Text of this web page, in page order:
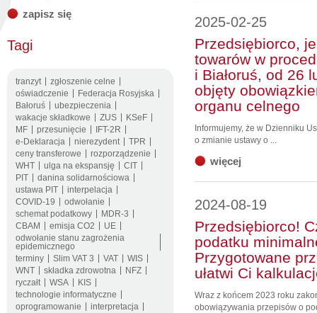
zapisz się
Tagi
tranzyt
zgłoszenie celne
oświadczenie
Federacja Rosyjska
Bałoruś
ubezpieczenia
wakacje składkowe
ZUS
KSeF
MF
przesunięcie
IFT-2R
e-Deklaracja
nierezydent
TPR
ceny transferowe
rozporządzenie
WHT
ulga na ekspansję
CIT
PIT
danina solidarnościowa
ustawa PIT
interpelacja
COVID-19
odwołanie
schemat podatkowy
MDR-3
CBAM
emisja CO2
UE
odwołanie stanu zagrożenia
epidemicznego
terminy
Slim VAT 3 VAT
WIS
WNT
składka zdrowotna
NFZ
ryczałt
WSA
KIS
technologie informatyczne
oprogramowanie
interpretacja
2025-02-25
Przedsiębiorco,
towarów w
i Białoruś, od 26
objęty
organu celnego
Informujemy, że w Dzienniku
o zmianie ustawy o ...
więcej
2024-08-19
Przedsiębiorco!
podatku
Przygotowane
ułatwi Ci
Wraz z końcem 2023 roku
obowiązywania przepisów o